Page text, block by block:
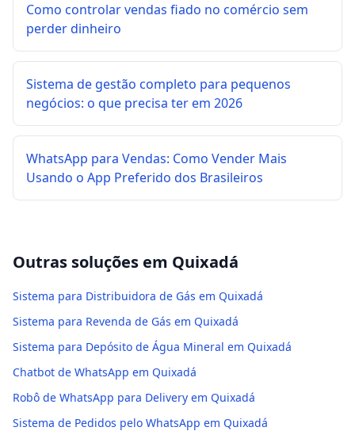
Como controlar vendas fiado no comércio sem
perder dinheiro
Sistema de gestão completo para pequenos
negócios: o que precisa ter em 2026
WhatsApp para Vendas: Como Vender Mais
Usando o App Preferido dos Brasileiros
Outras soluções em Quixadá
Sistema para Distribuidora de Gás em Quixadá
Sistema para Revenda de Gás em Quixadá
Sistema para Depósito de Água Mineral em Quixadá
Chatbot de WhatsApp em Quixadá
Robô de WhatsApp para Delivery em Quixadá
Sistema de Pedidos pelo WhatsApp em Quixadá